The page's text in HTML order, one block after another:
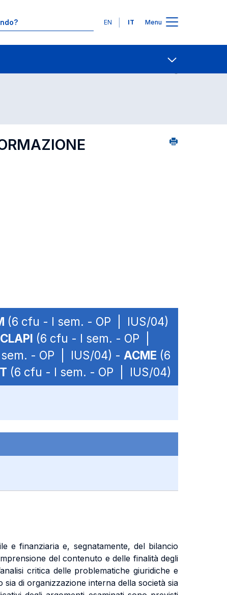
Lingue
EN IT Menu
(6 cfu - I sem. - OP | IUS/04)
CLAPI (6 cfu - I sem. - OP |
- OP | IUS/04) - ACME (6
(6 cfu - I sem. - OP | IUS/04)
e finanziaria e, segnatamente, del bilancio
del contenuto e delle finalità degli
critica delle problematiche giuridiche e
di organizzazione interna della società sia